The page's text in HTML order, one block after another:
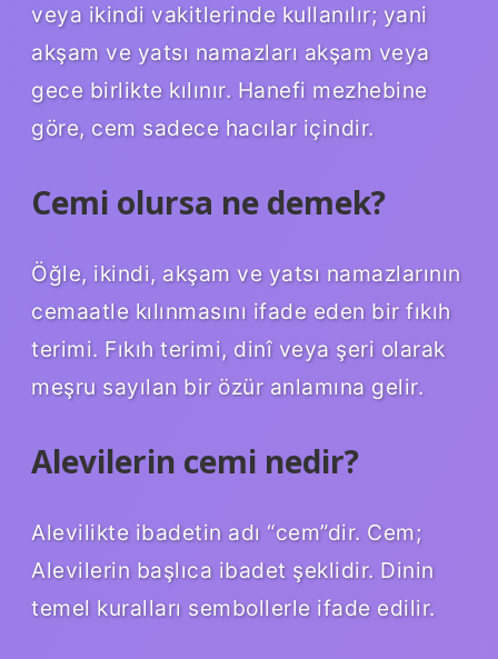
veya ikindi vakitlerinde kullanılır; yani
akşam ve yatsı namazları akşam veya
gece birlikte kılınır. Hanefi mezhebine
göre, cem sadece hacılar içindir.
Cemi olursa ne demek?
Öğle, ikindi, akşam ve yatsı namazlarının
cemaatle kılınmasını ifade eden bir fıkıh
terimi. Fıkıh terimi, dinî veya şeri olarak
meşru sayılan bir özür anlamına gelir.
Alevilerin cemi nedir?
Alevilikte ibadetin adı “cem”dir. Cem;
Alevilerin başlıca ibadet şeklidir. Dinin
temel kuralları sembollerle ifade edilir.